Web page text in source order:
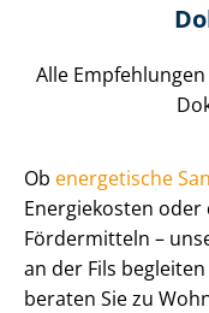
Alle
Ob energetische
Energiekosten
Fördermitteln –
an der Fils
beraten Sie zu